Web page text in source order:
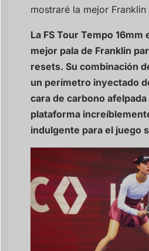
mostraré la mejor
La FS Tour Tempo 16mm
mejor pala de Franklin
resets. Su combinación
un perímetro inyectado
cara de carbono
plataforma
indulgente para el juego